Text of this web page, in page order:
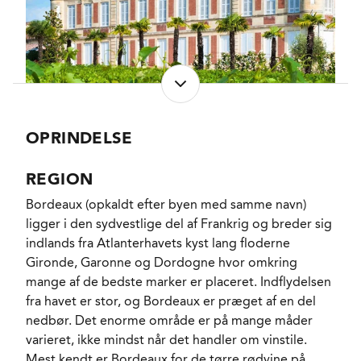
Nathalie Perrodos passion og livsværk.
Nathalie Perrodo indsatte tidligt den allerede
respekterede Marjolaine de Coninck som daglig
leder og vinmager, og da Marjolaine samtidig
vineri og en ny Chais (som stod færdig til at
d’Alesme i nogle år leveret en af de mest pålidelige
Margaux, med først den lykkelige 2019’er, derpå den
delikate 2020’er og nu denne subtilt pirrende
2023’er som de foreløbige kulminationer.
Der er tale om udelukkende manuel høst fra de
efterhånden 15 ha. med omkring 35 år gamle
vinstokke, som stort set alle står oppe omkring
Château Labégorce og på begge sider af den lille
OPRINDELSE
REGION
Bordeaux (opkaldt efter byen med samme navn)
ligger i den sydvestlige del af Frankrig og breder sig
indlands fra Atlanterhavets kyst lang floderne
Gironde, Garonne og Dordogne hvor omkring
mange af de bedste marker er placeret. Indflydelsen
fra havet er stor, og Bordeaux er præget af en del
nedbør. Det enorme område er på mange måder
varieret, ikke mindst når det handler om vinstile.